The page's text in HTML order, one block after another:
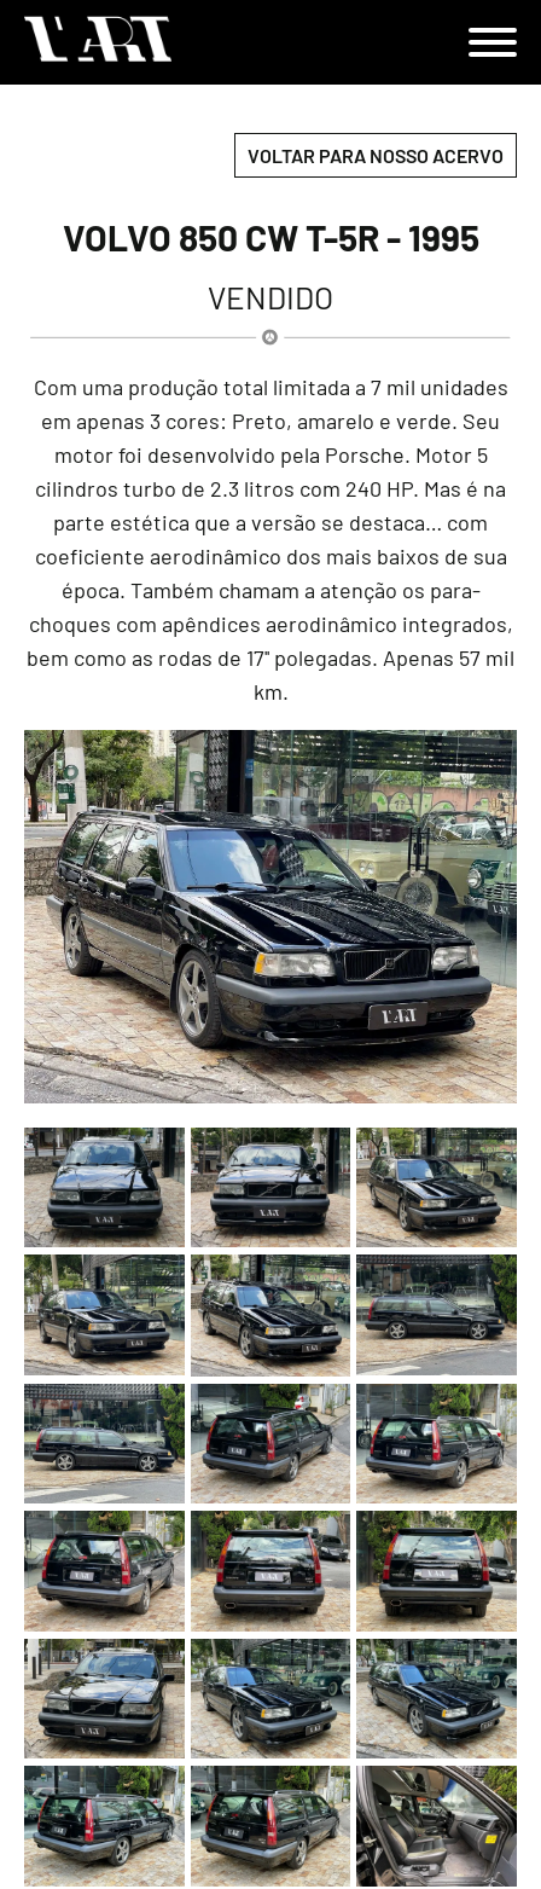
VOLTAR PARA NOSSO ACERVO
VOLVO 850 CW T-5R - 1995
VENDIDO
Com uma produção total limitada a 7 mil unidades
em apenas 3 cores: Preto, amarelo e verde. Seu
motor foi desenvolvido pela Porsche. Motor 5
cilindros turbo de 2.3 litros com 240 HP. Mas é na
parte estética que a versão se destaca… com
coeficiente aerodinâmico dos mais baixos de sua
época. Também chamam a atenção os para-
choques com apêndices aerodinâmico integrados,
bem como as rodas de 17'' polegadas. Apenas 57 mil
km.